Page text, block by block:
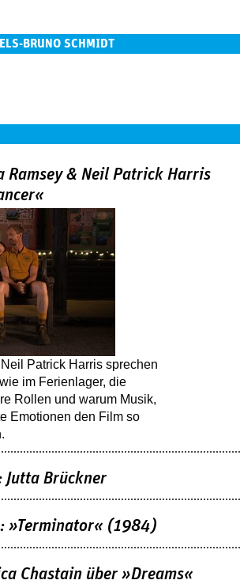
BRUNO SCHMIDT
Ramsey & Neil Patrick Harris
Patrick Harris sprechen
im Ferienlager, die
Rollen und warum Musik,
Emotionen den Film so
Jutta Brückner
»Terminator« (1984)
Chastain über »Dreams«